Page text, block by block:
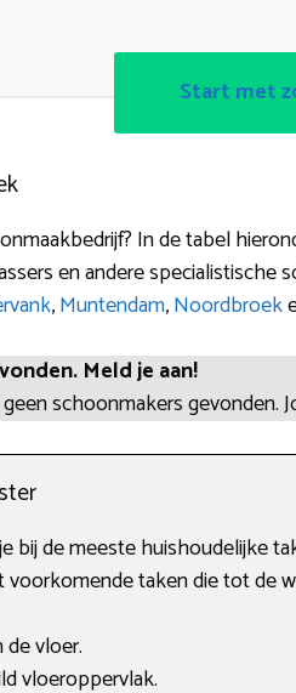
Start met
In de tabel
en andere
,Muntendam,Noordbroek
Meld je aan!
schoonmakers gevonden.
bij de meeste huishoudelijke
taken die tot de
vloer.
vloeroppervlak.